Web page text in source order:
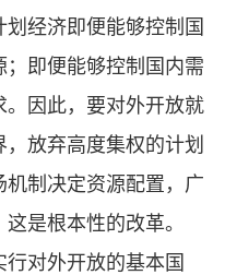
经济即便能够控制国
即便能够控制国内需
因此，要对外开放就
放弃高度集权的计划
制决定资源配置，广
是根本性的改革。
行对外开放的基本国